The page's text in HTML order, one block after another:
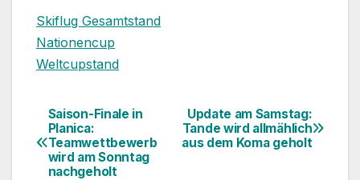
Skiflug Gesamtstand
Nationencup
Weltcupstand
Beitragsnavigation
Update am Samstag:
Tande wird allmählich
aus dem Koma geholt
Saison-Finale in
Planica:
Teamwettbewerb
wird am Sonntag
nachgeholt